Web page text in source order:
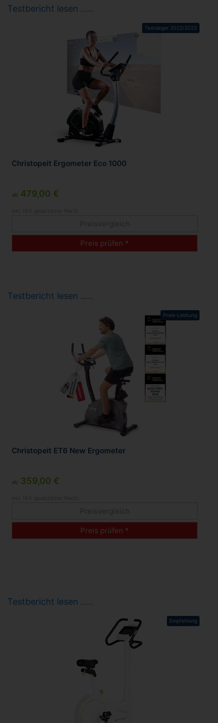
Testbericht lesen …..
Testsieger 2022/2023
Christopeit Ergometer Eco 1000
ab 479,00 €
Preis prüfen *
Testbericht lesen …..
Preis-Leistung
Christopeit ET6 New Ergometer
ab 359,00 €
Preis prüfen *
Testbericht lesen …..
Empfehlung